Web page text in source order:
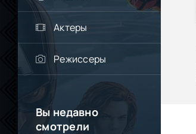
Актеры
Режиссеры
Вы недавно
смотрели